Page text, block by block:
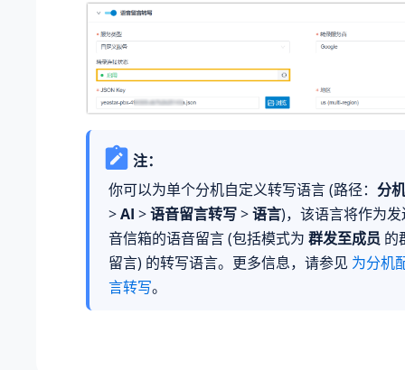
注：
你可以为单个分机自定义转写语言 (路径： 分
>AI >语音留言转写>语言)，该语言将作为
音信箱的语音留言 (包括模式为 群发至成员 的
留言) 的转写语言。更多信息，请参见 为分机
言转写。